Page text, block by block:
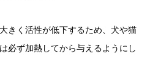
きく活性が低下するため、犬や猫
必ず加熱してから与えるようにし